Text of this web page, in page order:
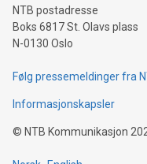
NTB postadresse
Boks 6817 St. Olavs plass
N-0130 Oslo
Følg pressemeldinger fra
Informasjonskapsler
© NTB Kommunikasjon